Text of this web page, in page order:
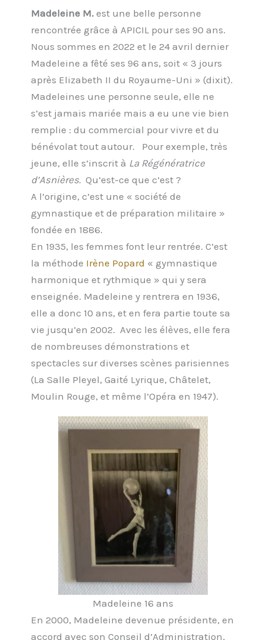
Madeleine M.est une belle personne
rencontrée grâce à APICIL pour ses 90 ans.
Nous sommes en 2022 et le 24 avril dernier
Madeleine a fêté ses 96 ans, soit « 3 jours
après Elizabeth II du Royaume-Uni » (dixit).
Madeleines une personne seule, elle ne
s’est jamais mariée mais a eu une vie bien
remplie : du commercial pour vivre et du
bénévolat tout autour. Pour exemple, très
jeune, elle s’inscrit à La Régénératrice
d’Asnières.Qu’est-ce que c’est ?
A l’origine, c’est une « société de
gymnastique et de préparation militaire »
fondée en 1886.
En 1935, les femmes font leur rentrée. C’est
la méthode Irène Popard « gymnastique
harmonique et rythmique » qui y sera
enseignée. Madeleine y rentrera en 1936,
elle a donc 10 ans, et en fera partie toute sa
vie jusqu’en 2002. Avec les élèves, elle fera
de nombreuses démonstrations et
spectacles sur diverses scènes parisiennes
(La Salle Pleyel, Gaité Lyrique, Châtelet,
Moulin Rouge, et même l’Opéra en 1947).
Madeleine 16 ans
En 2000, Madeleine devenue présidente, en
accord avec son Conseil d’Administration,